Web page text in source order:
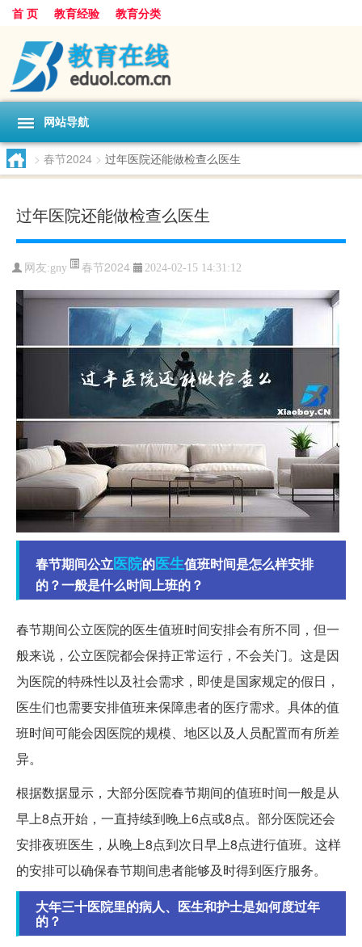
首 页 教育经验 教育分类
网站导航
> 春节2024 > 过年医院还能做检查么医生
过年医院还能做检查么医生
网友:gny 春节2024 2024-02-15 14:31:12
春节期间公立医院的医生值班时间是怎么样安排
的？一般是什么时间上班的？
春节期间公立医院的医生值班时间安排会有所不同，但一
般来说，公立医院都会保持正常运行，不会关门。这是因
为医院的特殊性以及社会需求，即使是国家规定的假日，
医生们也需要安排值班来保障患者的医疗需求。具体的值
班时间可能会因医院的规模、地区以及人员配置而有所差
异。
根据数据显示，大部分医院春节期间的值班时间一般是从
早上8点开始，一直持续到晚上6点或8点。部分医院还会
安排夜班医生，从晚上8点到次日早上8点进行值班。这样
的安排可以确保春节期间患者能够及时得到医疗服务。
大年三十医院里的病人、医生和护士是如何度过年
的？